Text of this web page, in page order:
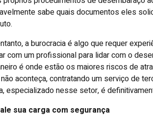
sabe quais documentos eles
a burocracia é algo que requer
com um profissional para lidar com o
é onde estão os maiores riscos de
aconteça, contratando um serviço de
especializado nesse setor, é
sua carga com segurança